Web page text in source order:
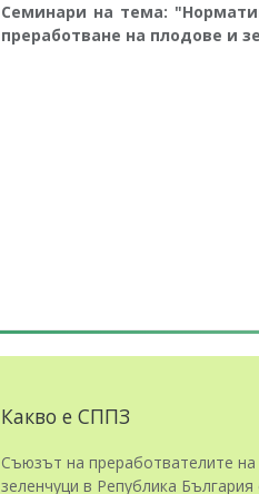
Семинари на тема:
преработване на плодове и
Какво е СППЗ
Съюзът на преработвателите
зеленчуци в Република